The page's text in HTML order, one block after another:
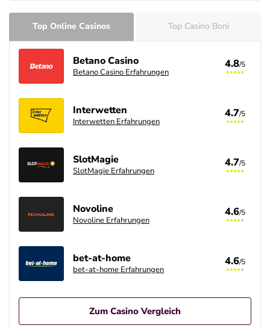
Top Online Casinos Top Casino Boni
Betano Casino
Betano Casino Erfahrungen
4.8/5
Interwetten
Interwetten Erfahrungen
4.7/5
SlotMagie
SlotMagie Erfahrungen
4.7/5
Novoline
Novoline Erfahrungen
4.6/5
bet-at-home
bet-at-home Erfahrungen
4.6/5
Zum Casino Vergleich